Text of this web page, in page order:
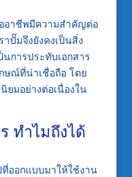
อาชีพมีความสำคัญต่อ
ปั๊มจึงยังคงเป็นสิ่ง
การประทับเอกสาร
ษณ์ที่น่าเชื่อถือ โดย
มอย่างต่อเนื่องใน
ทำไมถึงได้
ออกแบบมาให้ใช้งาน